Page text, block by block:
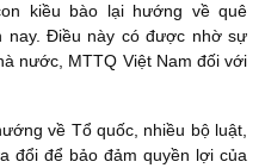
kiều bào lại hướng về quê
nay. Điều này có được nhờ sự
nước, MTTQ Việt Nam đối với
về Tổ quốc, nhiều bộ luật,
đổi để bảo đảm quyền lợi của